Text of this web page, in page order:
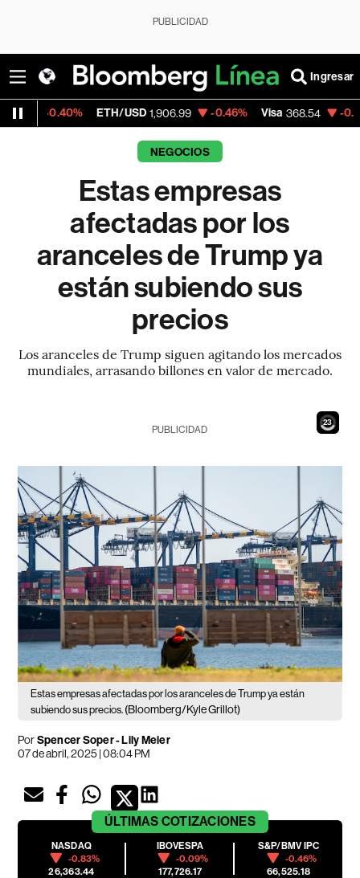
PUBLICIDAD
Ingresar
ETH/USD 1,906.99 -0.46% Visa 368.54 -0.28%
NEGOCIOS
Estas empresas
afectadas por los
aranceles de Trump ya
están subiendo sus
precios
Los aranceles de Trump siguen agitando los mercados
mundiales, arrasando billones en valor de mercado.
21
PUBLICIDAD
Estas empresas afectadas por los aranceles de Trump ya están
subiendo sus precios. (Bloomberg/Kyle Grillot)
PorSpencer Soper - Lily Meier
07 de abril, 2025 | 08:04 PM
ÚLTIMAS COTIZACIONES
NASDAQ
-0.83%
26,363.44
IBOVESPA
-0.09%
177,726.17
S&P/BMV IPC
-0.46%
66,525.18